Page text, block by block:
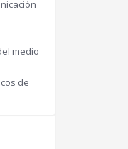
medio
de